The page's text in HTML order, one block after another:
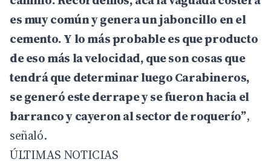
es muy común y genera un jaboncillo en el
cemento. Y lo más probable es que producto
de eso más la velocidad, que son cosas que
tendrá que determinar luego Carabineros,
se generó este derrape y se fueron hacia el
barranco y cayeron al sector de roquerío”,
señaló.
ÚLTIMAS NOTICIAS